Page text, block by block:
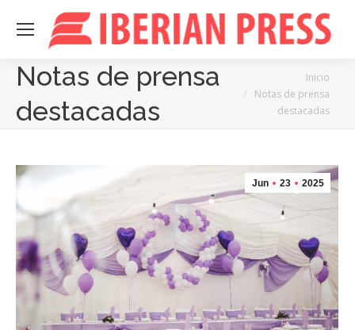
Notas de prensa
destacadas
Inicio
Notas de prensa
destacadas
Jun 23 2025